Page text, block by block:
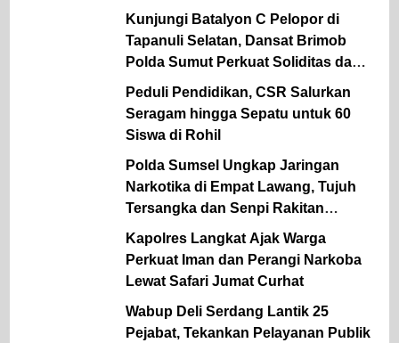
Kunjungi Batalyon C Pelopor di
Tapanuli Selatan, Dansat Brimob
Polda Sumut Perkuat Soliditas dan
Semangat Pengabdian Personel
Peduli Pendidikan, CSR Salurkan
Seragam hingga Sepatu untuk 60
Siswa di Rohil
Polda Sumsel Ungkap Jaringan
Narkotika di Empat Lawang, Tujuh
Tersangka dan Senpi Rakitan
Diamankan
Kapolres Langkat Ajak Warga
Perkuat Iman dan Perangi Narkoba
Lewat Safari Jumat Curhat
Wabup Deli Serdang Lantik 25
Pejabat, Tekankan Pelayanan Publik